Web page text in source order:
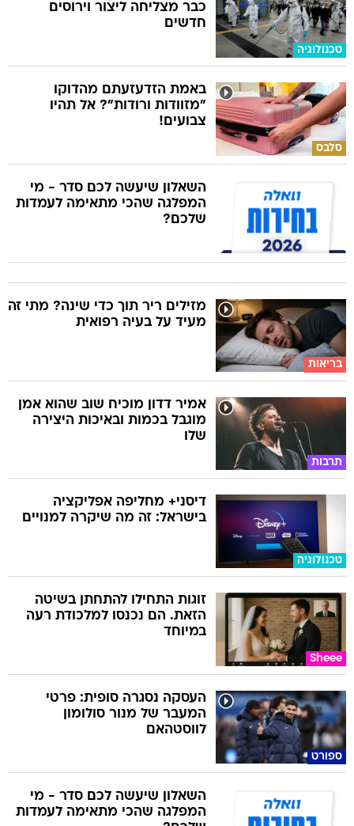
טכנולוגיה
כבר מצליחה ליצור וירוסים
חדשים
סלבס
באמת הזדעזעתם מהדוקו
"מזוודות ורודות"? אל תהיו
צבועים!
השאלון שיעשה לכם סדר - מי
המפלגה שהכי מתאימה לעמדות
שלכם?
בריאות
מזילים ריר תוך כדי שינה? מתי זה
מעיד על בעיה רפואית
תרבות
אמיר דדון מוכיח שוב שהוא אמן
מוגבל בכמות ובאיכות היצירה
שלו
טכנולוגיה
דיסני+ מחליפה אפליקציה
בישראל: זה מה שיקרה למנויים
Sheee
זוגות התחילו להתחתן בשיטה
הזאת. הם נכנסו למלכודת רעה
במיוחד
ספורט
העסקה נסגרה סופית: פרטי
המעבר של מנור סולומון
לווסטהאם
השאלון שיעשה לכם סדר - מי
המפלגה שהכי מתאימה לעמדות